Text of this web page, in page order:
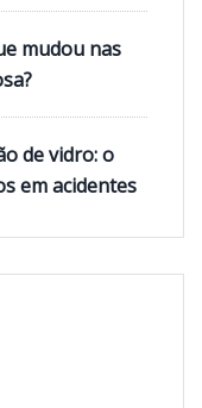
mudou nas
de vidro: o
em acidentes